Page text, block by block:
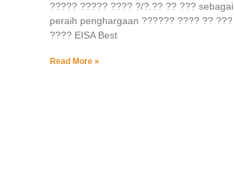
????? ????? ???? ?/?.?? ?? ??? sebagai
peraih penghargaan ?????? ???? ?? ???
???? EISA Best
Read More »